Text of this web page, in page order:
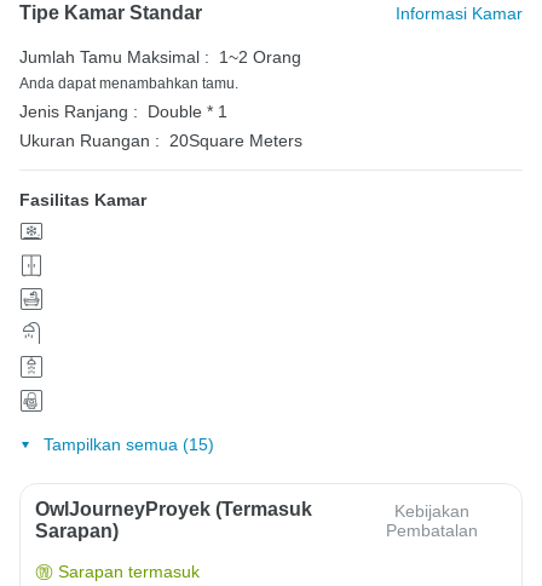
Tipe Kamar Standar Informasi Kamar
Jumlah Tamu Maksimal : 1~2 Orang
Anda dapat menambahkan tamu.
Jenis Ranjang :
Double * 1
Ukuran Ruangan :
20Square Meters
Fasilitas Kamar
Tampilkan semua (15)
OwlJourneyProyek (Termasuk
Sarapan)
Kebijakan
Pembatalan
Sarapan termasuk